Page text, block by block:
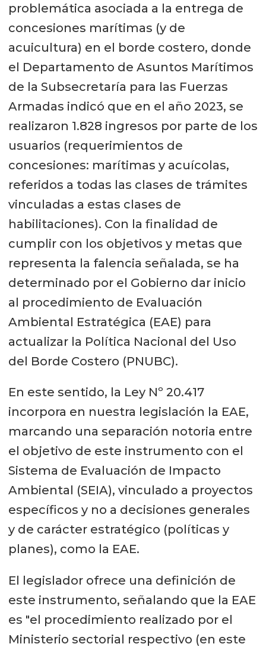
problemática asociada a la entrega de
concesiones marítimas (y de
acuicultura) en el borde costero, donde
el Departamento de Asuntos Marítimos
de la Subsecretaría para las Fuerzas
Armadas indicó que en el año 2023, se
realizaron 1.828 ingresos por parte de los
usuarios (requerimientos de
concesiones: marítimas y acuícolas,
referidos a todas las clases de trámites
vinculadas a estas clases de
habilitaciones). Con la finalidad de
cumplir con los objetivos y metas que
representa la falencia señalada, se ha
determinado por el Gobierno dar inicio
al procedimiento de Evaluación
Ambiental Estratégica (EAE) para
actualizar la Política Nacional del Uso
del Borde Costero (PNUBC).
En este sentido, la Ley Nº 20.417
incorpora en nuestra legislación la EAE,
marcando una separación notoria entre
el objetivo de este instrumento con el
Sistema de Evaluación de Impacto
Ambiental (SEIA), vinculado a proyectos
específicos y no a decisiones generales
y de carácter estratégico (políticas y
planes), como la EAE.
El legislador ofrece una definición de
este instrumento, señalando que la EAE
es "el procedimiento realizado por el
Ministerio sectorial respectivo (en este